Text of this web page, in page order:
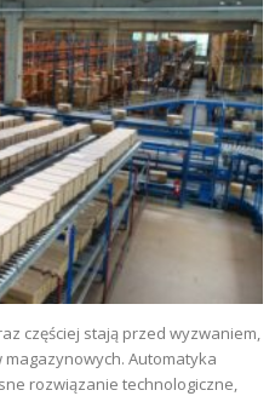
częściej stają przed wyzwaniem,
Automatyka
rozwiązanie technologiczne,